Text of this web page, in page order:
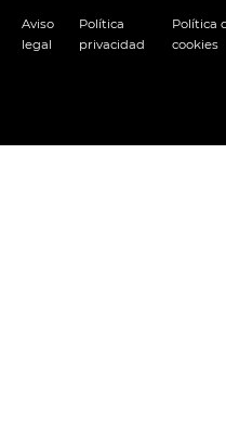
Aviso
legal
Política
privacidad
Política
cookies